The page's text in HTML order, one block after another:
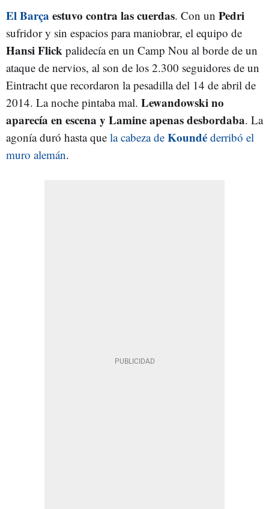
El Barça estuvo contra las cuerdas. Con un Pedri
sufridor y sin espacios para maniobrar, el equipo de
Hansi Flick palidecía en un Camp Nou al borde de un
ataque de nervios, al son de los 2.300 seguidores de un
Eintracht que recordaron la pesadilla del 14 de abril de
2014. La noche pintaba mal. Lewandowski no
aparecía en escena y Lamine apenas desbordaba. La
agonía duró hasta que la cabeza de Koundé derribó el
muro alemán.